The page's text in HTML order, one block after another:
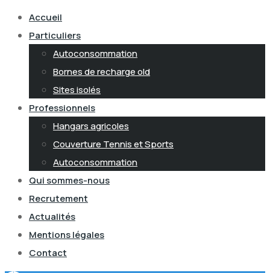
Accueil
Particuliers
Autoconsommation
Bornes de recharge old
Sites isolés
Professionnels
Hangars agricoles
Couverture Tennis et Sports
Autoconsommation
Qui sommes-nous
Recrutement
Actualités
Mentions légales
Contact